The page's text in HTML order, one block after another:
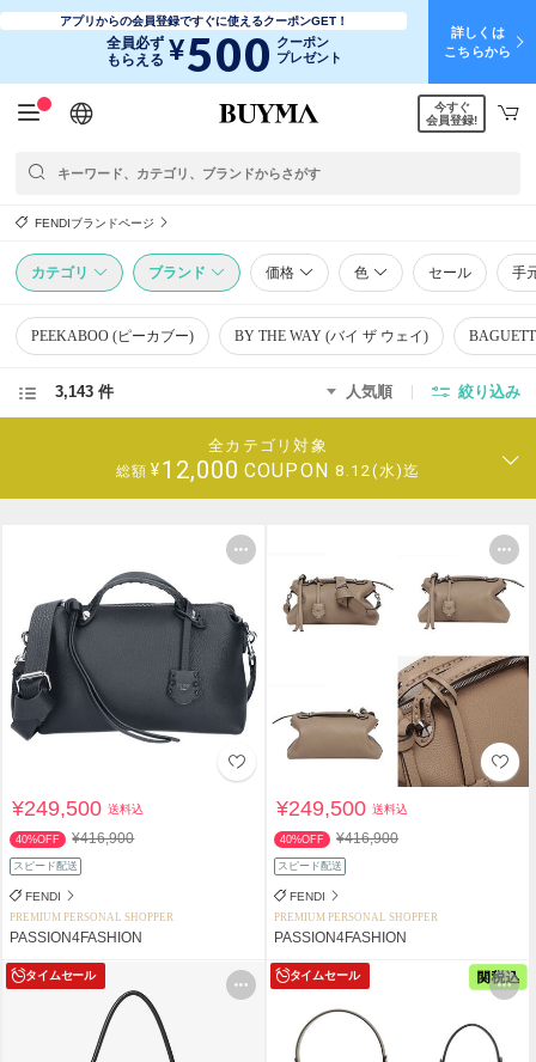
アプリからの会員登録ですぐに使えるクーポンGET！
全員必ず
もらえる ¥500 クーポン
プレゼント
詳しくは
こちらから
日本語
English
简体中文
繁體中文
今すぐ
会員登録!
FENDIブランドページ
カテゴリ ブランド 価格 色 セール 手
PEEKABOO (ピーカブー) BY THE WAY (バイ ザ ウェイ)
3,143 件 人気順 絞り込み
全カテゴリ対象
総額 ¥12,000 COUPON 8.12(水)迄
¥249,500送料込
40%OFF ¥416,900
スピード配送
FENDI
PREMIUM PERSONAL SHOPPER
PASSION4FASHION
¥249,500送料込
40%OFF ¥416,900
スピード配送
FENDI
PREMIUM PERSONAL SHOPPER
PASSION4FASHION
タイムセール タイムセール